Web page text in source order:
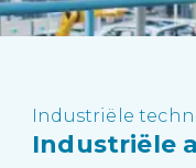
Industriële
Industriële